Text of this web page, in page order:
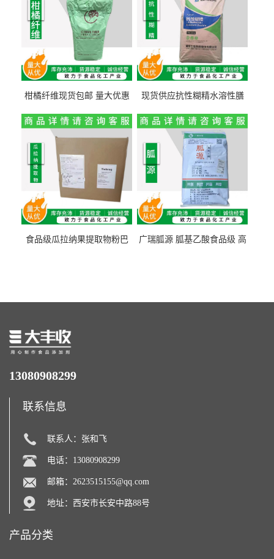
柑橘纤维现货包邮 量大优惠
现货供应抗性糊精水溶性膳
量1kg包邮
食品级瓜拉纳果提取物粉巴
广瑞胍源 胍基乙酸食品级 高
13080908299
联系信息
联系人：张和飞
电话：13080908299
邮箱： 2623515155@qq.com
地址：西安市长安中路88号
产品分类